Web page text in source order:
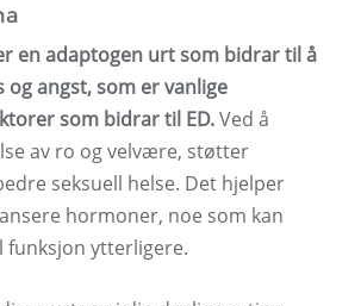
en adaptogen urt som bidrar til å
og angst, som er vanlige
som bidrar til ED.Ved å
av ro og velvære, støtter
seksuell helse. Det hjelper
hormoner, noe som kan
ytterligere.